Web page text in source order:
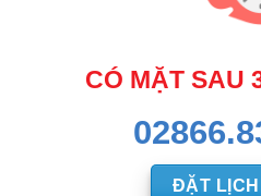
CÓ MẶT SAU
ĐẶT